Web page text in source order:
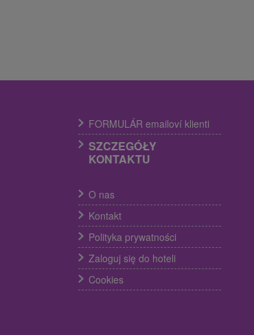
FORMULÁR emailoví klienti
SZCZEGÓŁY
KONTAKTU
O nas
Kontakt
Polityka prywatności
Zaloguj się do hoteli
Cookies